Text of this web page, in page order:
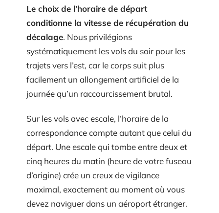
Le choix de l’horaire de départ
conditionne la vitesse de récupération du
décalage. Nous privilégions
systématiquement les vols du soir pour les
trajets vers l’est, car le corps suit plus
facilement un allongement artificiel de la
journée qu’un raccourcissement brutal.
Sur les vols avec escale, l’horaire de la
correspondance compte autant que celui du
départ. Une escale qui tombe entre deux et
cinq heures du matin (heure de votre fuseau
d’origine) crée un creux de vigilance
maximal, exactement au moment où vous
devez naviguer dans un aéroport étranger.